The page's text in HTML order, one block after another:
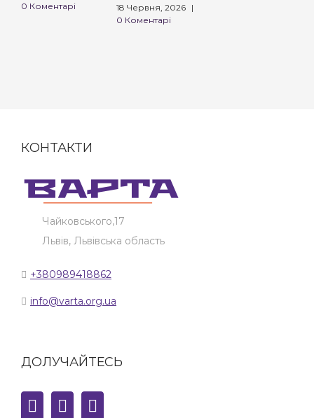
0 Коментарі
18 Червня, 2026 |
0 Коментарі
КОНТАКТИ
Чайковського,17
Львів, Львівська область
+380989418862
info@varta.org.ua
ДОЛУЧАЙТЕСЬ